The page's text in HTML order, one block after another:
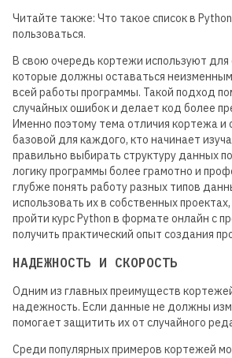
Читайте также: Что такое список в
пользоваться.
В свою очередь кортежи используют
которые должны оставаться
всей работы программы. Такой подход
случайных ошибок и делает код более
Именно поэтому тема отличия кортежа и
базовой для каждого, кто начинает
правильно выбирать структуру данных
логику программы более грамотно и
глубже понять работу разных типов
использовать их в собственных
пройти курс Python в формате онлайн с
получить практический опыт создания
НАДЕЖНОСТЬ И СКОРОСТЬ
Одним из главных преимуществ
надежность. Если данные не должны
помогает защитить их от случайного
Среди популярных примеров кортежей